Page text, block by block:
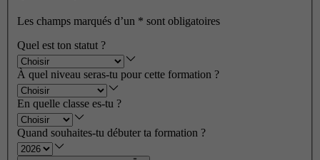
Les champs marqués d’un * sont obligatoires
Quel est ton statut ?
À quel niveau seras-tu pour cette formation ?
En quelle classe es-tu ?
Quand souhaites-tu débuter ta formation ?